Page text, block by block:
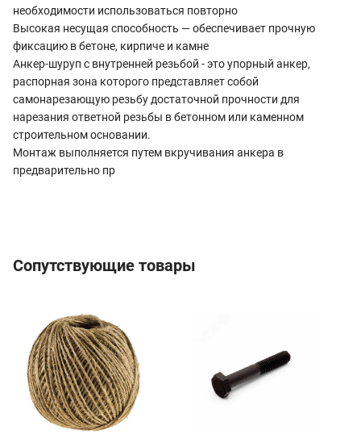
необходимости использоваться повторно
Высокая несущая способность — обеспечивает прочную
фиксацию в бетоне, кирпиче и камне
Анкер-шуруп с внутренней резьбой - это упорный анкер,
распорная зона которого представляет собой
самонарезающую резьбу достаточной прочности для
нарезания ответной резьбы в бетонном или каменном
строительном основании.
Монтаж выполняется путем вкручивания анкера в
предварительно пр
Сопутствующие товары